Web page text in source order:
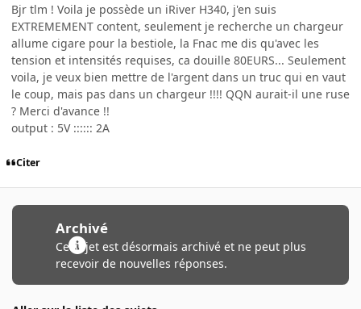
Bjr tlm ! Voila je possède un iRiver H340, j'en suis
EXTREMEMENT content, seulement je recherche un chargeur
allume cigare pour la bestiole, la Fnac me dis qu'avec les
tension et intensités requises, ca douille 80EURS... Seulement
voila, je veux bien mettre de l'argent dans un truc qui en vaut
le coup, mais pas dans un chargeur !!!! QQN aurait-il une ruse
? Merci d'avance !!
output : 5V :::::: 2A
Citer
Archivé
Ce sujet est désormais archivé et ne peut plus
recevoir de nouvelles réponses.